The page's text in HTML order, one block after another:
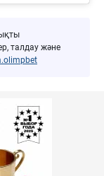
талдау және